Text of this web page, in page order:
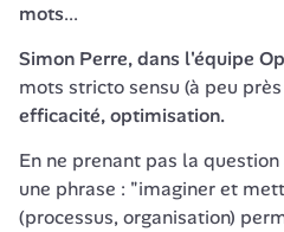
mots...
Simon Perre, dans l'équipe
mots stricto sensu (à peu près
efficacité, optimisation.
En ne prenant pas la
une phrase : "imaginer et
(processus, organisation)